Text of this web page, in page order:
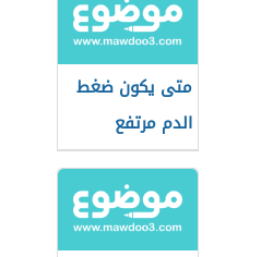
متى يكون ضغط
الدم مرتفع